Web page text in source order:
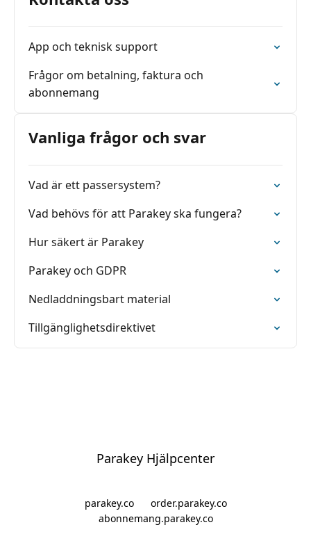
App och teknisk support
Frågor om betalning, faktura och
abonnemang
Vanliga frågor och svar
Vad är ett passersystem?
Vad behövs för att Parakey ska fungera?
Hur säkert är Parakey
Parakey och GDPR
Nedladdningsbart material
Tillgänglighetsdirektivet
Parakey Hjälpcenter
parakey.co
order.parakey.co
abonnemang.parakey.co